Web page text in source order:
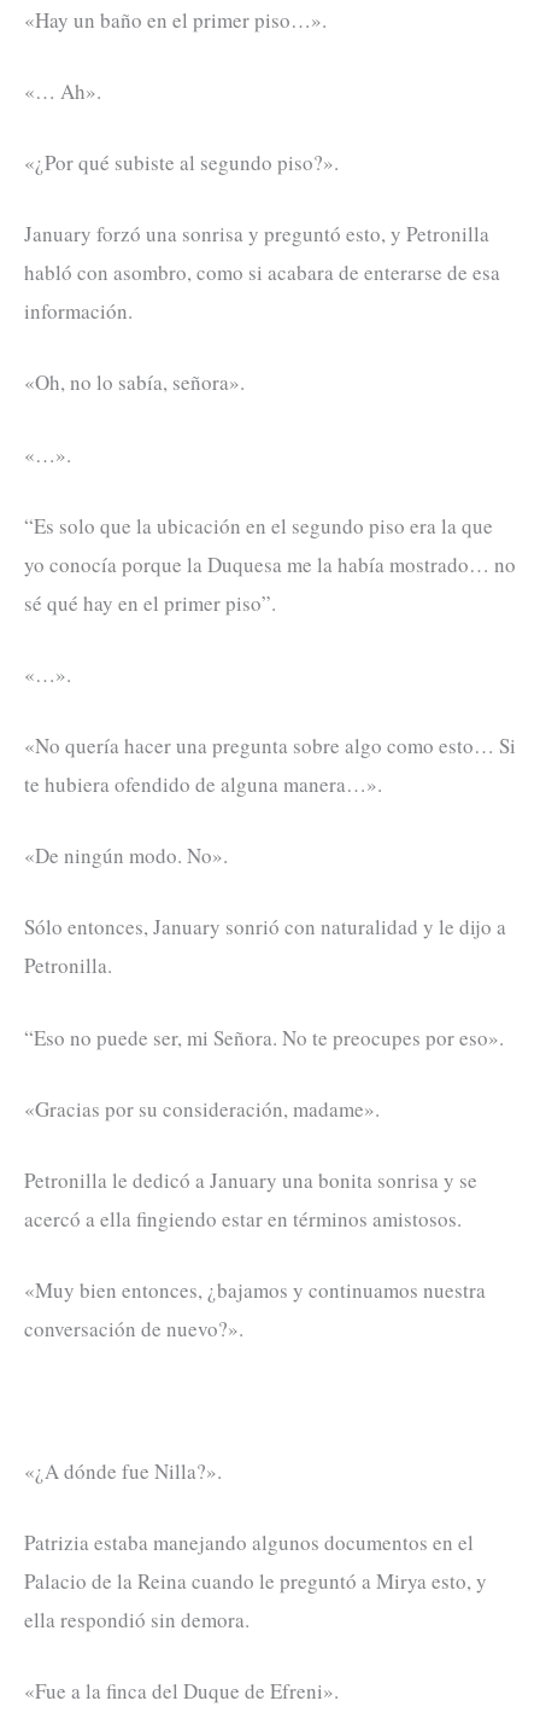
«Hay un baño en el primer piso…».
«… Ah».
«¿Por qué subiste al segundo piso?».
January forzó una sonrisa y preguntó esto, y Petronilla
habló con asombro, como si acabara de enterarse de esa
información.
«Oh, no lo sabía, señora».
«…».
“Es solo que la ubicación en el segundo piso era la que
yo conocía porque la Duquesa me la había mostrado… no
sé qué hay en el primer piso”.
«…».
«No quería hacer una pregunta sobre algo como esto… Si
te hubiera ofendido de alguna manera…».
«De ningún modo. No».
Sólo entonces, January sonrió con naturalidad y le dijo a
Petronilla.
“Eso no puede ser, mi Señora. No te preocupes por eso».
«Gracias por su consideración, madame».
Petronilla le dedicó a January una bonita sonrisa y se
acercó a ella fingiendo estar en términos amistosos.
«Muy bien entonces, ¿bajamos y continuamos nuestra
conversación de nuevo?».
«¿A dónde fue Nilla?».
Patrizia estaba manejando algunos documentos en el
Palacio de la Reina cuando le preguntó a Mirya esto, y
ella respondió sin demora.
«Fue a la finca del Duque de Efreni».